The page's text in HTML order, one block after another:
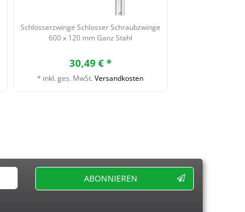
Schlosserzwinge Schlosser Schraubzwinge
600 x 120 mm Ganz Stahl
30,49 € *
* inkl. ges. MwSt. Versandkosten
ABONNIEREN